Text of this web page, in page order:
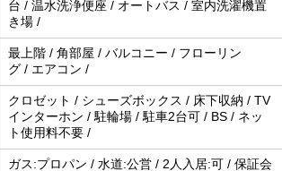
台 / 温水洗浄便座 / オートバス / 室内洗濯機置
き場 /
最上階 / 角部屋 / バルコニー / フローリン
グ / エアコン /
クロゼット / シューズボックス / 床下収納 / TV
インターホン / 駐輪場 / 駐車2台可 / BS / ネッ
ト使用料不要 /
ガス:プロパン / 水道:公営 / 2人入居:可 / 保証会